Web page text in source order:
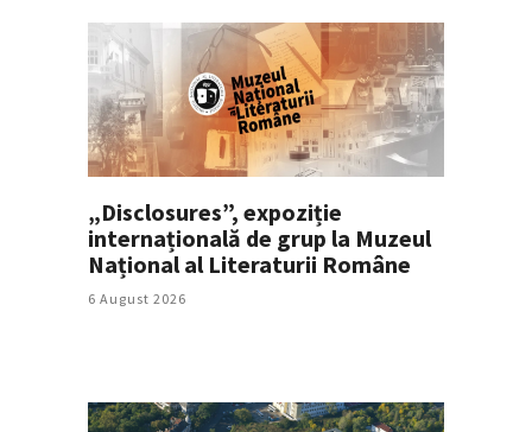
„Disclosures”, expoziție
internațională de grup la Muzeul
Național al Literaturii Române
6 August 2026